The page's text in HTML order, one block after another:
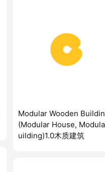
Modular Wooden
(Modular House,
uilding)1.0木质建筑